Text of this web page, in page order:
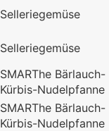
Selleriegemüse
Selleriegemüse
SMARThe Bärlauch-
Kürbis-Nudelpfanne
SMARThe Bärlauch-
Kürbis-Nudelpfanne